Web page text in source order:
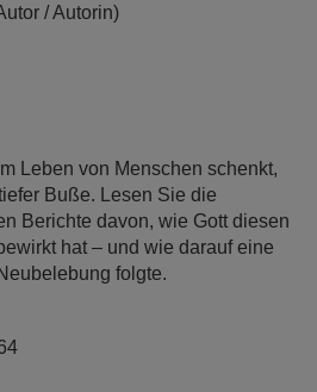
/ Autorin)
Leben von Menschen schenkt,
Buße. Lesen Sie die
Berichte davon, wie Gott diesen
hat – und wie darauf eine
folgte.